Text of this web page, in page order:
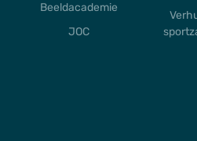
Beeldacademie
JOC